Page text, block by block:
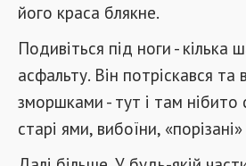
його краса блякне.
Подивіться під ноги - кілька
асфальту. Він потріскався та
зморшками - тут і там нібито
старі ями, вибоїни,